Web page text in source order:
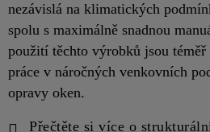
nezávislá na klimatických
spolu s maximálně snadnou
použití těchto výrobků jsou téměř
práce v náročných venkovních
opravy oken.
Přečtěte si více o